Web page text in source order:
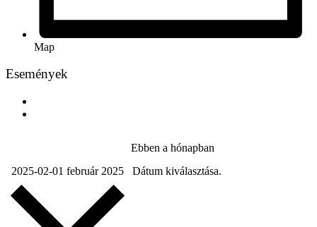
Map
Események
Ebben a hónapban
2025-02-01 február 2025 Dátum kiválasztása.